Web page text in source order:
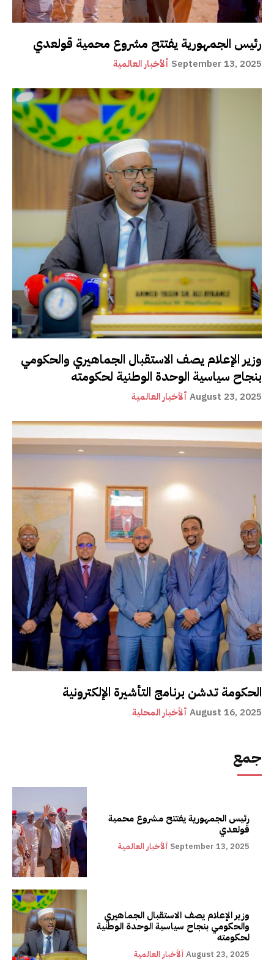
رئيس الجمهورية يفتتح مشروع محمية قولعدي
ألأخبار العالمية September 13, 2025
وزير الإعلام يصف الاستقبال الجماهيري والحكومي
بنجاح سياسية الوحدة الوطنية لحكومته
ألأخبار العالمية August 23, 2025
الحكومة تدشن برنامج التأشيرة الإلكترونية
ألأخبار المحلية August 16, 2025
جمع
رئيس الجمهورية يفتتح مشروع محمية
قولعدي
ألأخبار العالمية September 13, 2025
وزير الإعلام يصف الاستقبال الجماهيري
والحكومي بنجاح سياسية الوحدة الوطنية
لحكومته
ألأخبار العالمية August 23, 2025